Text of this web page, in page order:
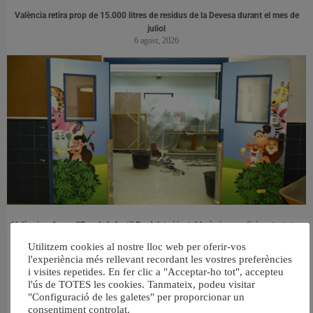
València retira prop de 15.000 litres de residus de la Devesa durant el mes de
juliol
6 agost, 2026
València reforma l’Escola Infantil Pardalets i instal·larà aire condicionat a totes
5 agost, 2026
Utilitzem cookies al nostre lloc web per oferir-vos
l'experiència més rellevant recordant les vostres preferències
i visites repetides. En fer clic a "Acceptar-ho tot", accepteu
l'ús de TOTES les cookies. Tanmateix, podeu visitar
"Configuració de les galetes" per proporcionar un
consentiment controlat.